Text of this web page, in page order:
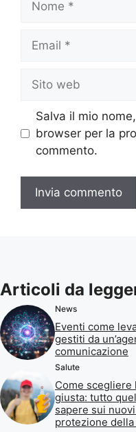
web
Salva il mio
browser per la
commento.
Articoli da
News
Eventi come
gestiti da
comunicazione
Salute
Come scegliere
giusta: tutto
sapere sui
protezione